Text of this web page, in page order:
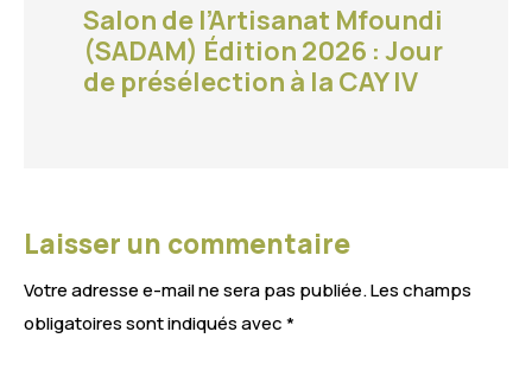
Salon de l’Artisanat Mfoundi
(SADAM) Édition 2026 : Jour
de présélection à la CAY IV
Laisser un commentaire
Votre adresse e-mail ne sera pas publiée.Les champs
obligatoires sont indiqués avec*